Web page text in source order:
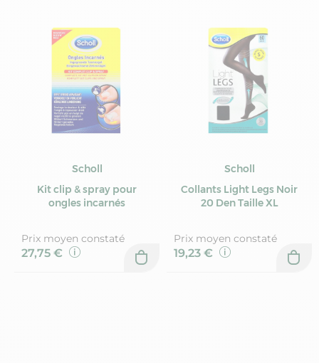
Scholl
Kit clip & spray pour
ongles incarnés
Prix moyen constaté
27,75 €
Scholl
Collants Light Legs Noir
20 Den Taille XL
Prix moyen constaté
19,23 €